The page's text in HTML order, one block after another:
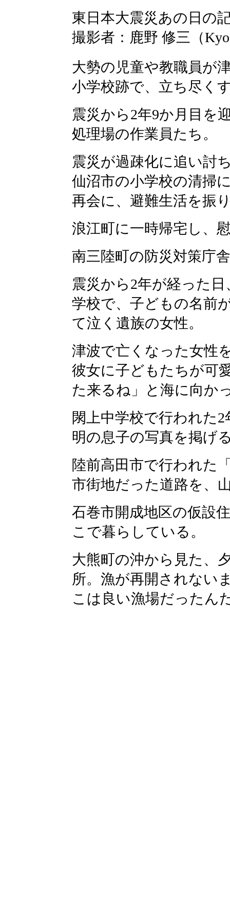
東日本大震災あの日の
撮影者：鹿野 修三（
大勢の児童や教職員が
小学校跡で、立ち尽く
震災から2年9か月目を
処理場の作業員たち。
震災が過疎化に追い討
仙沼市の小学校の清掃
再会に、避難生活を振
浪江町に一時帰宅し、
南三陸町の防災対策庁
震災から2年が経った
学校で、子どもの名前
て泣く遺族の女性。
津波で亡くなった女性
彼女に子どもたちが可
た来るね」と海に向か
閖上中学校で行われた
明の息子の写真を掲げ
陸前高田市で行われた
市街地だった道路を、
石巻市開成地区の仮設
こで暮らしている。
大熊町の沖から見た、
所。漁が再開されない
こは良い漁場だったん